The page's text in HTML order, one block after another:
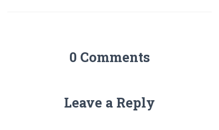
0 Comments
Leave a Reply